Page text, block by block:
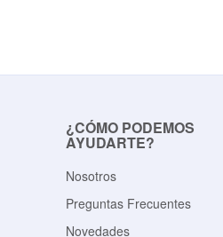
¿CÓMO PODEMOS
AYUDARTE?
Nosotros
Preguntas Frecuentes
Novedades